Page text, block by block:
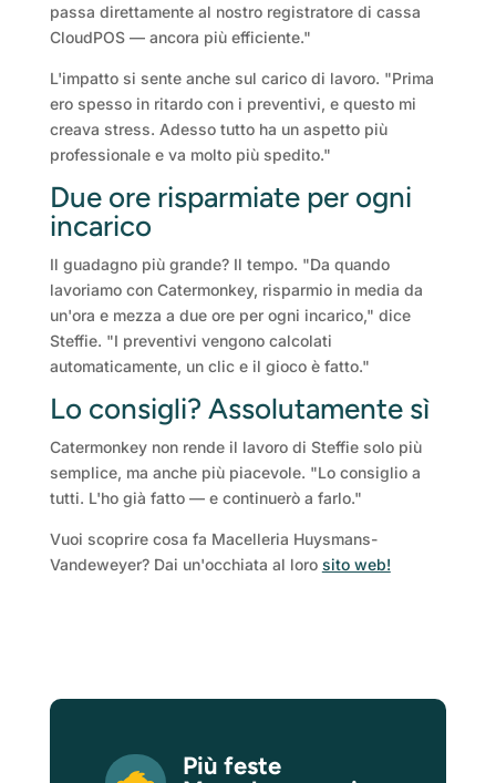
passa direttamente al nostro registratore di cassa
CloudPOS — ancora più efficiente."
L'impatto si sente anche sul carico di lavoro. "Prima
ero spesso in ritardo con i preventivi, e questo mi
creava stress. Adesso tutto ha un aspetto più
professionale e va molto più spedito."
Due ore risparmiate per ogni
incarico
Il guadagno più grande? Il tempo. "Da quando
lavoriamo con Catermonkey, risparmio in media da
un'ora e mezza a due ore per ogni incarico," dice
Steffie. "I preventivi vengono calcolati
automaticamente, un clic e il gioco è fatto."
Lo consigli? Assolutamente sì
Catermonkey non rende il lavoro di Steffie solo più
semplice, ma anche più piacevole. "Lo consiglio a
tutti. L'ho già fatto — e continuerò a farlo."
Vuoi scoprire cosa fa Macelleria Huysmans-
Vandeweyer? Dai un'occhiata al loro sito web!
Più feste